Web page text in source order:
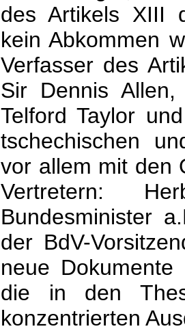
des Artikels XIII
kein Abkommen
Verfasser des
Sir Dennis
Telford Taylor
tschechischen
vor allem mit den
Vertretern:
Bundesminister
der BdV-
neue
die in den
konzentrierten